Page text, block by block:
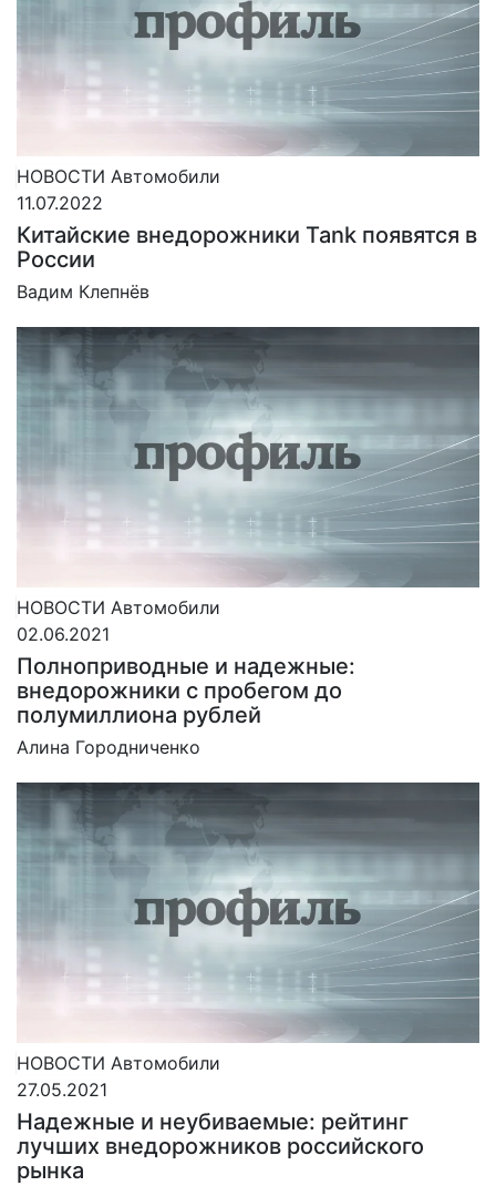
НОВОСТИ Автомобили
11.07.2022
Китайские внедорожники Tank появятся в
России
Вадим Клепнёв
НОВОСТИ Автомобили
02.06.2021
Полноприводные и надежные:
внедорожники с пробегом до
полумиллиона рублей
Алина Городниченко
НОВОСТИ Автомобили
27.05.2021
Надежные и неубиваемые: рейтинг
лучших внедорожников российского
рынка